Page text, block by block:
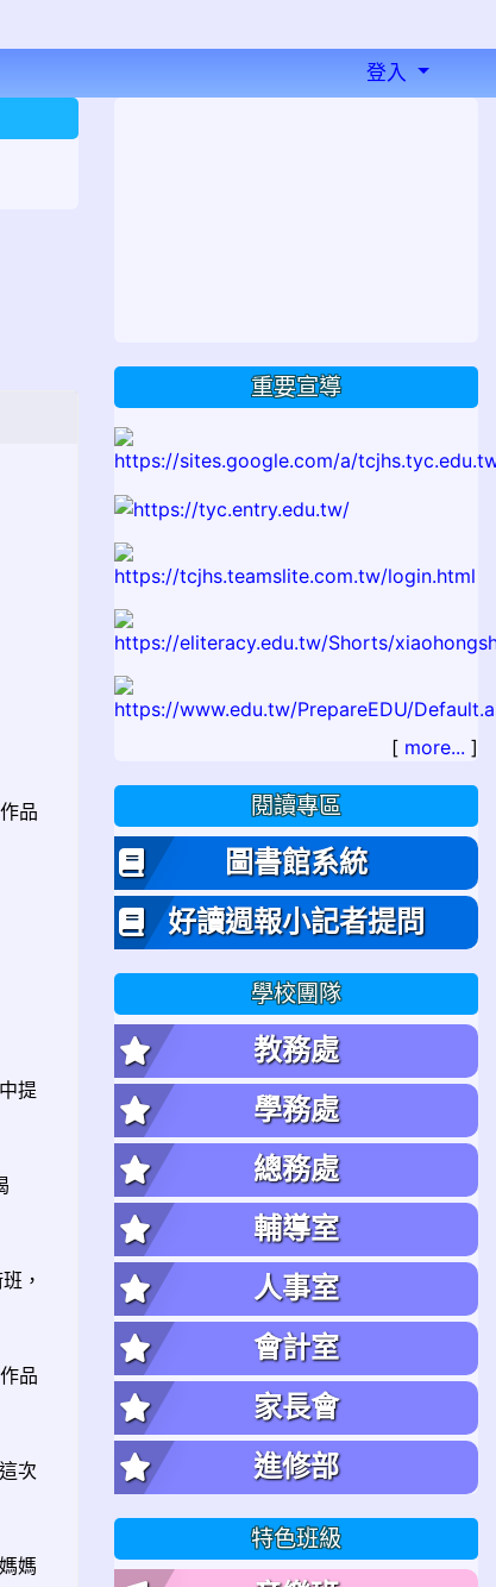
登入
品
提
，
品
次
媽
重要宣導
[ more... ]
閱讀專區
圖書館系統
好讀週報小記者提問
學校團隊
教務處
學務處
總務處
輔導室
人事室
會計室
家長會
進修部
特色班級